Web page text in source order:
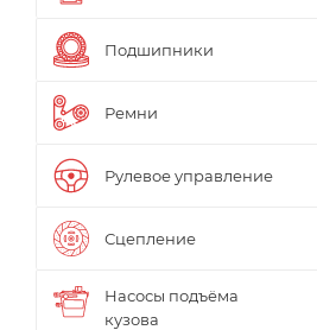
Подшипники
Ремни
Рулевое управление
Сцепление
Насосы подъёма
кузова